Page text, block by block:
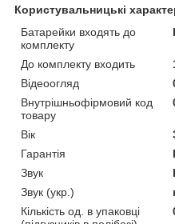
Користувальницькі
Батарейки входять до
комплекту
До комплекту входить
Відеоогляд
Внутрішньофірмовий код
товару
Вік
Гарантія
Звук
Звук (укр.)
Кількість од. в упаковці